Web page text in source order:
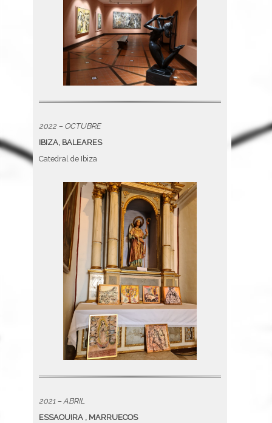
2022 – OCTUBRE
IBIZA, BALEARES
Catedral de Ibiza
2021 – ABRIL
ESSAOUIRA , MARRUECOS